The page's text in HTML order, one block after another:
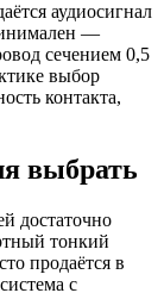
аудиосигнал
—
сечением 0,5
выбор
контакта,
выбрать
достаточно
тонкий
продаётся в
с